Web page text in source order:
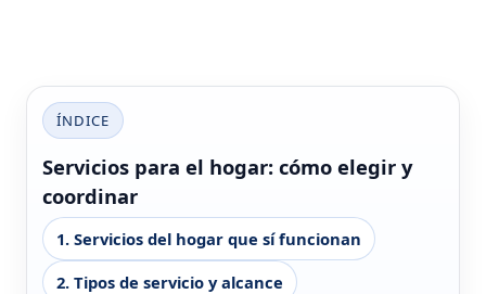
ÍNDICE
Servicios para el hogar: cómo elegir y
coordinar
1. Servicios del hogar que sí funcionan
2. Tipos de servicio y alcance